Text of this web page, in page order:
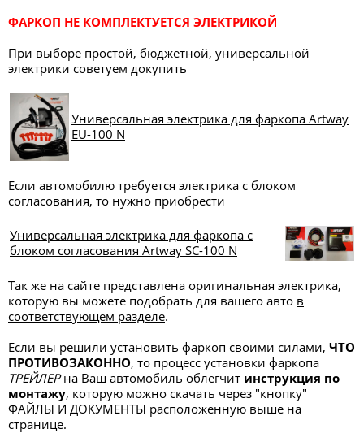
ФАРКОП НЕ КОМПЛЕКТУЕТСЯ ЭЛЕКТРИКОЙ
При выборе простой, бюджетной, универсальной
электрики советуем докупить
Универсальная электрика для фаркопа Artway
EU-100 N
Если автомобилю требуется электрика с блоком
согласования, то нужно приобрести
Универсальная электрика для фаркопа с
блоком согласования Artway SC-100 N
Так же на сайте представлена оригинальная электрика,
которую вы можете подобрать для вашего авто в
соответствующем разделе.
Если вы решили установить фаркоп своими силами, ЧТО
ПРОТИВОЗАКОННО, то процесс установки фаркопа
ТРЕЙЛЕРна Ваш автомобиль облегчит инструкция по
монтажу, которую можно скачать через "кнопку"
ФАЙЛЫ И ДОКУМЕНТЫ расположенную выше на
странице.